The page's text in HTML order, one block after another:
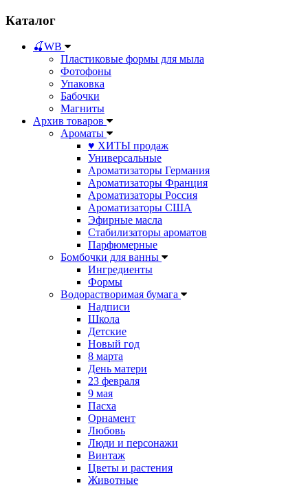
Каталог
🍒WB
Пластиковые формы для мыла
Фотофоны
Упаковка
Бабочки
Магниты
Архив товаров
Ароматы
♥ ХИТЫ продаж
Универсальные
Ароматизаторы Германия
Ароматизаторы Франция
Ароматизаторы Россия
Ароматизаторы США
Эфирные масла
Стабилизаторы ароматов
Парфюмерные
Бомбочки для ванны
Ингредиенты
Формы
Водорастворимая бумага
Надписи
Школа
Детские
Новый год
8 марта
День матери
23 февраля
9 мая
Пасха
Орнамент
Любовь
Люди и персонажи
Винтаж
Цветы и растения
Животные